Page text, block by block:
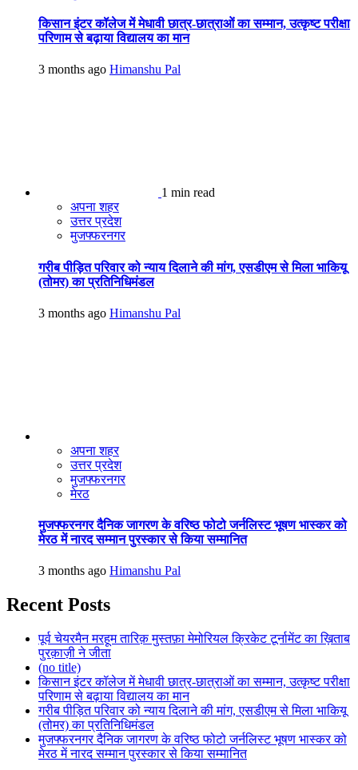
किसान इंटर कॉलेज में मेधावी छात्र-छात्राओं का सम्मान, उत्कृष्ट परीक्षा
परिणाम से बढ़ाया विद्यालय का मान
3 months ago Himanshu Pal
1 min read
अपना शहर
उत्तर प्रदेश
मुजफ्फरनगर
गरीब पीड़ित परिवार को न्याय दिलाने की मांग, एसडीएम से मिला भाकियू
(तोमर) का प्रतिनिधिमंडल
3 months ago Himanshu Pal
अपना शहर
उत्तर प्रदेश
मुजफ्फरनगर
मेरठ
मुजफ्फरनगर दैनिक जागरण के वरिष्ठ फोटो जर्नलिस्ट भूषण भास्कर को
मेरठ में नारद सम्मान पुरस्कार से किया सम्मानित
3 months ago Himanshu Pal
Recent Posts
पूर्व चेयरमैन मरहूम तारिक़ मुस्तफ़ा मेमोरियल क्रिकेट टूर्नामेंट का ख़िताब
पुरक़ाज़ी ने जीता
(no title)
किसान इंटर कॉलेज में मेधावी छात्र-छात्राओं का सम्मान, उत्कृष्ट परीक्षा
परिणाम से बढ़ाया विद्यालय का मान
गरीब पीड़ित परिवार को न्याय दिलाने की मांग, एसडीएम से मिला भाकियू
(तोमर) का प्रतिनिधिमंडल
मुजफ्फरनगर दैनिक जागरण के वरिष्ठ फोटो जर्नलिस्ट भूषण भास्कर को
मेरठ में नारद सम्मान पुरस्कार से किया सम्मानित